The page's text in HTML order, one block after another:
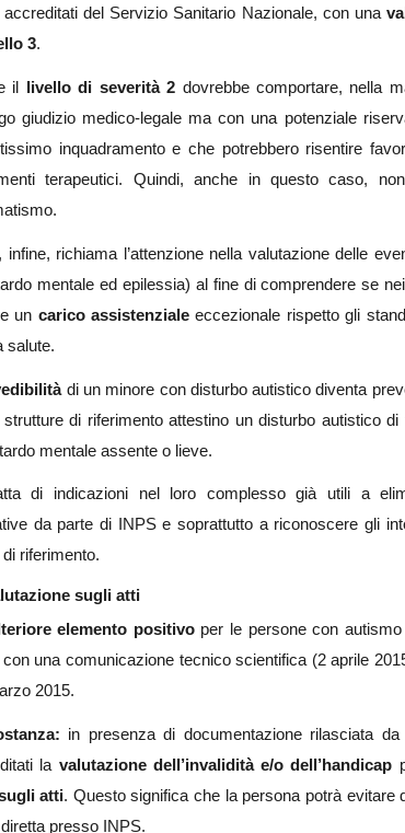
accreditati del Servizio Sanitario Nazionale, con una
3.
il livello di severità 2 dovrebbe comportare, nella
giudizio medico-legale ma con una potenziale
inquadramento e che potrebbero risentire
terapeutici. Quindi, anche in questo caso,
infine, richiama l’attenzione nella valutazione delle
mentale ed epilessia) al fine di comprendere se
un carico assistenzialeeccezionale rispetto gli
salute.
di un minore con disturbo autistico diventa
di riferimento attestino un disturbo autistico di
mentale assente o lieve.
di indicazioni nel loro complesso già utili a
da parte di INPS e soprattutto a riconoscere gli
riferimento.
sugli atti
elemento positivoper le persone con
con una comunicazione tecnico scientifica (2 aprile
2015.
in presenza di documentazione rilasciata
la valutazione dell’invalidità e/o dell’handicap
atti. Questo significa che la persona potrà evitare
presso INPS.